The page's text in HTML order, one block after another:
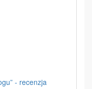
- recenzja